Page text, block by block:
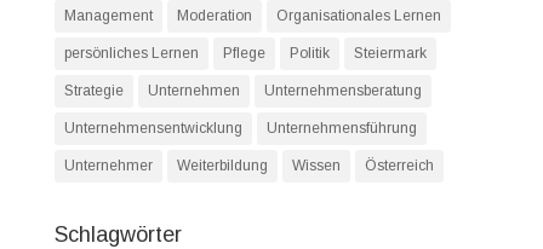
Management Moderation Organisationales Lernen
persönliches Lernen Pflege Politik Steiermark
Strategie Unternehmen Unternehmensberatung
Unternehmensentwicklung Unternehmensführung
Unternehmer Weiterbildung Wissen Österreich
Schlagwörter